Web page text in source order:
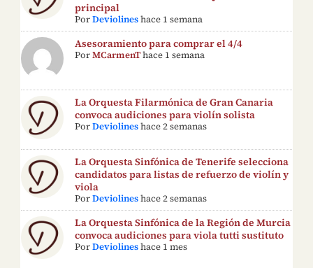
principal
PorDeviolines hace 1 semana
Asesoramiento para comprar el 4/4
PorMCarmenThace 1 semana
La Orquesta Filarmónica de Gran Canaria
convoca audiciones para violín solista
PorDeviolines hace 2 semanas
La Orquesta Sinfónica de Tenerife selecciona
candidatos para listas de refuerzo de violín y
viola
PorDeviolines hace 2 semanas
La Orquesta Sinfónica de la Región de Murcia
convoca audiciones para viola tutti sustituto
PorDeviolines hace 1 mes